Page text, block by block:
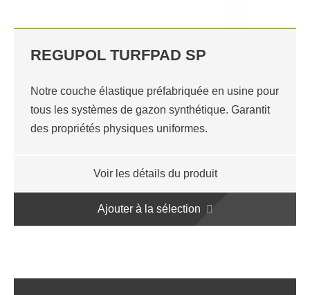
REGUPOL TURFPAD SP
Notre couche élastique préfabriquée en usine pour
tous les systèmes de gazon synthétique. Garantit
des propriétés physiques uniformes.
Voir les détails du produit
Ajouter à la sélection